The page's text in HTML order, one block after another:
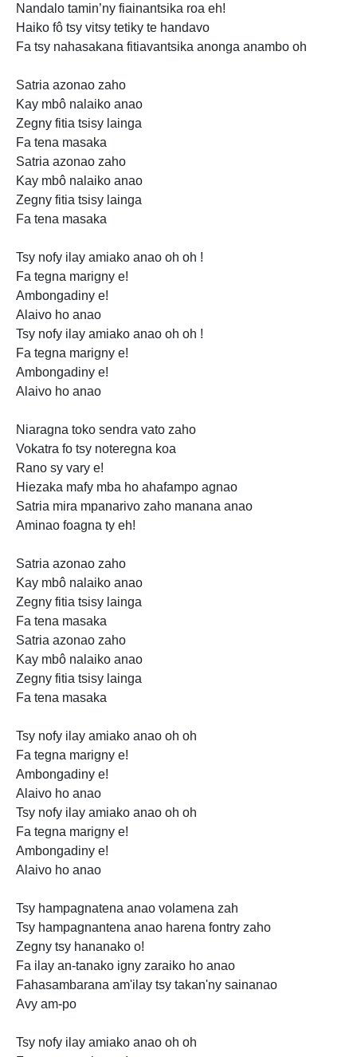
Nandalo tamin’ny fiainantsika roa eh!
Haiko fô tsy vitsy tetiky te handavo
Fa tsy nahasakana fitiavantsika anonga anambo oh
Satria azonao zaho
Kay mbô nalaiko anao
Zegny fitia tsisy lainga
Fa tena masaka
Satria azonao zaho
Kay mbô nalaiko anao
Zegny fitia tsisy lainga
Fa tena masaka
Tsy nofy ilay amiako anao oh oh !
Fa tegna marigny e!
Ambongadiny e!
Alaivo ho anao
Tsy nofy ilay amiako anao oh oh !
Fa tegna marigny e!
Ambongadiny e!
Alaivo ho anao
Niaragna toko sendra vato zaho
Vokatra fo tsy noteregna koa
Rano sy vary e!
Hiezaka mafy mba ho ahafampo agnao
Satria mira mpanarivo zaho manana anao
Aminao foagna ty eh!
Satria azonao zaho
Kay mbô nalaiko anao
Zegny fitia tsisy lainga
Fa tena masaka
Satria azonao zaho
Kay mbô nalaiko anao
Zegny fitia tsisy lainga
Fa tena masaka
Tsy nofy ilay amiako anao oh oh
Fa tegna marigny e!
Ambongadiny e!
Alaivo ho anao
Tsy nofy ilay amiako anao oh oh
Fa tegna marigny e!
Ambongadiny e!
Alaivo ho anao
Tsy hampagnatena anao volamena zah
Tsy hampagnantena anao harena fontry zaho
Zegny tsy hananako o!
Fa ilay an-tanako igny zaraiko ho anao
Fahasambarana am'ilay tsy takan'ny sainanao
Avy am-po
Tsy nofy ilay amiako anao oh oh